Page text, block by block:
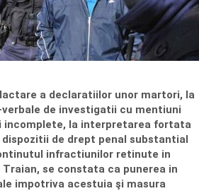
a declaratiilor unor martori, la
de investigatii cu mentiuni
incomplete, la interpretarea fortata
de drept penal substantial
infractiunilor retinute in
se constata ca punerea in
impotriva acestuia şi masura